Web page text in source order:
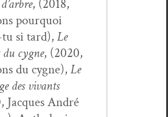
, (2018,
pourquoi
si tard), Le
cygne, (2020,
du cygne), Le
des vivants
Jacques André